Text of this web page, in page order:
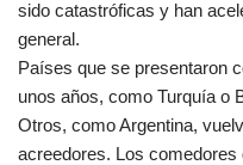
sido catastróficas y han
general.
Países que se presentaron
unos años, como Turquía o
Otros, como Argentina,
acreedores. Los comedores